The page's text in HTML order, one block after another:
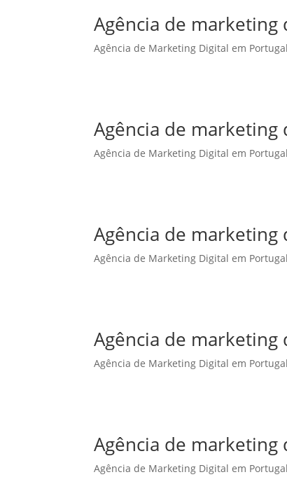
Agência de
Agência de Marketing Digital em Portugal
Agência de marketing
Agência de Marketing Digital em Portugal
Agência de
Agência de Marketing Digital em Portugal
Agência de
Agência de Marketing Digital em Portugal
Agência de
Agência de Marketing Digital em Portugal